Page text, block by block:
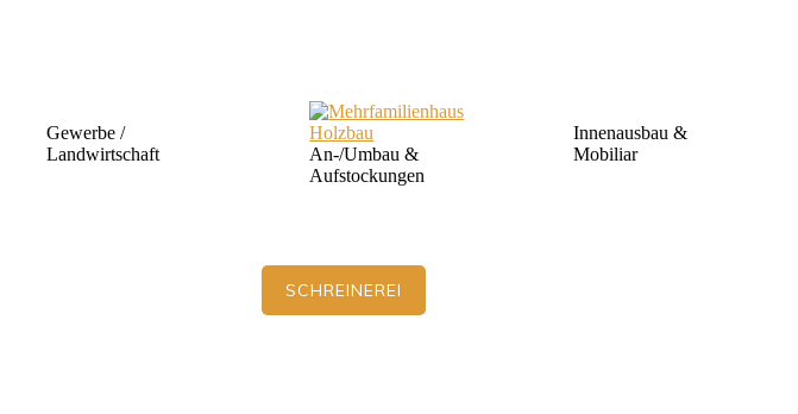
Gewerbe /
Landwirtschaft
An-/Umbau &
Aufstockungen
Innenausbau &
Mobiliar
SCHREINEREI